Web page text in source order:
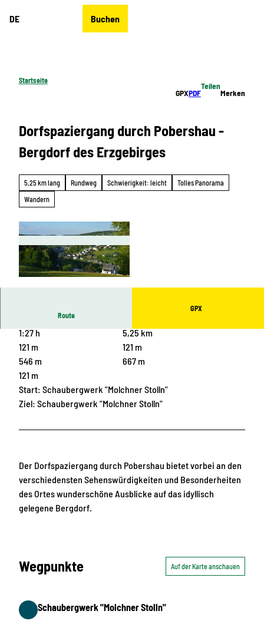
DE Buchen
Startseite
GPXPDF
Teilen
Merken
Dorfspaziergang durch Pobershau -
Bergdorf des Erzgebirges
5,25 km lang Rundweg Schwierigkeit: leicht
Tolles Panorama
Wandern
Route
GPX
1:27 h
5,25 km
121 m
121 m
546 m
667 m
121 m
Start: Schaubergwerk "Molchner Stolln"
Ziel: Schaubergwerk "Molchner Stolln"
Der Dorfspaziergang durch Pobershau bietet vorbei an den
verschiedensten Sehenswürdigkeiten und Besonderheiten
des Ortes wunderschöne Ausblicke auf das idyllisch
gelegene Bergdorf.
Wegpunkte Auf der Karte anschauen
Start
Schaubergwerk "Molchner Stolln"